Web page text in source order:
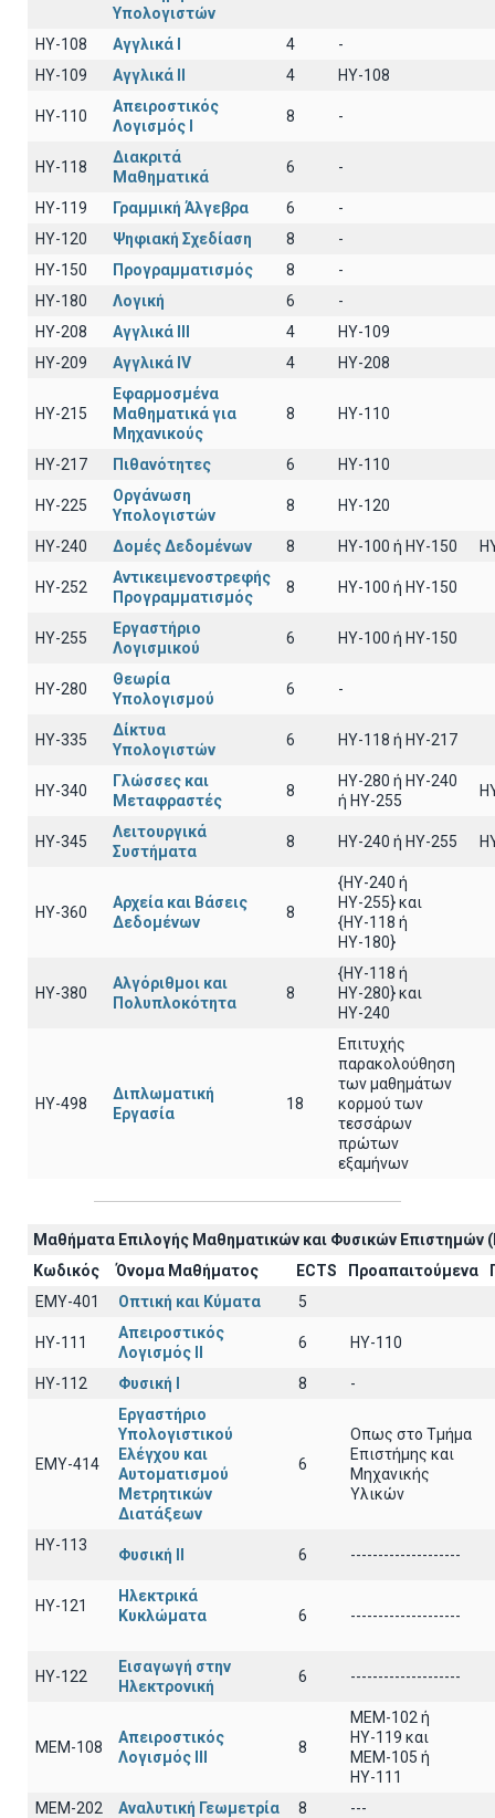
Υπολογιστών
HY-108 Αγγλικά I 4
-
HY-109
Αγγλικά II 4 HY-108
HY-110
Απειροστικός
Λογισμός Ι
8 -
HY-118
Διακριτά
Μαθηματικά
6 -
HY-119 Γραμμική Άλγεβρα 6
-
HY-120
Ψηφιακή Σχεδίαση 8
-
HY-150
Προγραμματισμός 8
-
HY-180
Λογική 6
-
HY-208
Αγγλικά III 4
HY-109
HY-209
Αγγλικά IV 4 HY-208
HY-215
Εφαρμοσμένα
Μαθηματικά για
Μηχανικούς
8 ΗΥ-110
HY-217 Πιθανότητες 6 ΗΥ-110
HY-225
Οργάνωση
Υπολογιστών
8 HY-120
HY-240 Δομές Δεδομένων 8 HY-100 ή HY-150
HY-252
Αντικειμενοστρεφής
Προγραμματισμός
8 ΗΥ-100 ή HY-150
HY-255
Εργαστήριο
Λογισμικού
6 ΗΥ-100 ή ΗΥ-150
HY-280
Θεωρία
Υπολογισμού
6 -
HY-335
Δίκτυα
Υπολογιστών
6 ΗΥ-118 ή ΗΥ-217
HY-340
Γλώσσες και
Μεταφραστές
8
HY-280 ή HY-240
ή HY-255
HY-345
Λειτουργικά
Συστήματα
8 HY-240 ή HY-255
HY-360
Αρχεία και Βάσεις
Δεδομένων
8
{HY-240 ή
ΗΥ-255} και
{ΗΥ-118 ή
ΗΥ-180}
HY-380
Αλγόριθμοι και
Πολυπλοκότητα
8
{HY-118 ή
ΗΥ-280} και
ΗΥ-240
HY-498
Διπλωματική
Εργασία
18
Επιτυχής
παρακολούθηση
των μαθημάτων
κορμού των
τεσσάρων
πρώτων
εξαμήνων
Μαθήματα Επιλογής Μαθηματικών και Φυσικών Επιστημών
Κωδικός
Όνομα Μαθήματος ECTS Προαπαιτούμενα
EΜY-401
Οπτική και Κύματα 5
HY-111
Απειροστικός
Λογισμός ΙI
6 HY-110
HY-112 Φυσική I 8 -
ΕΜΥ-414
Εργαστήριο
Υπολογιστικού
Ελέγχου και
Αυτοματισμού
Μετρητικών
Διατάξεων
6
Οπως στο Τμήμα
Επιστήμης και
Μηχανικής
Υλικών
ΗΥ-113
Φυσική ΙΙ 6 --------------------
ΗΥ-121
Ηλεκτρικά
Κυκλώματα
6 --------------------
ΗΥ-122
Εισαγωγή στην
Ηλεκτρονική
6 --------------------
ΜΕΜ-108
Απειροστικός
Λογισμός ΙΙI
8
MEM-102 ή
ΗΥ-119 και
ΜΕΜ-105 ή
ΗΥ-111
ΜΕΜ-202
Αναλυτική Γεωμετρία 8
---